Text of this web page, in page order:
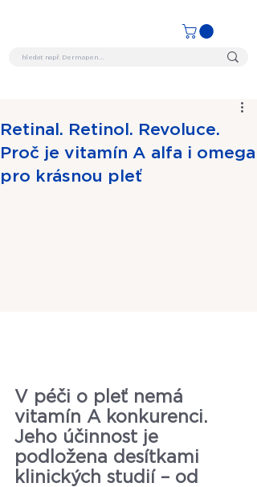
Retinal. Retinol. Revoluce.
Proč je vitamín A alfa i omega
pro krásnou pleť
V péči o pleť nemá
vitamín A konkurenci.
Jeho účinnost je
podložena desítkami
klinických studií – od